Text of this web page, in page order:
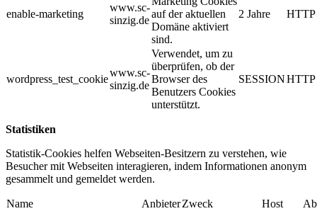
enable-marketing
www.sc-
sinzig.de
auf der aktuellen
Domäne aktiviert
sind.
2 Jahre HTTP
wordpress_test_cookie
www.sc-
sinzig.de
Verwendet, um zu
überprüfen, ob der
Browser des
Benutzers Cookies
unterstützt.
SESSIONHTTP
Statistiken
Statistik-Cookies helfen Webseiten-Besitzern zu verstehen, wie
Besucher mit Webseiten interagieren, indem Informationen anonym
gesammelt und gemeldet werden.
Name AnbieterZweck Host